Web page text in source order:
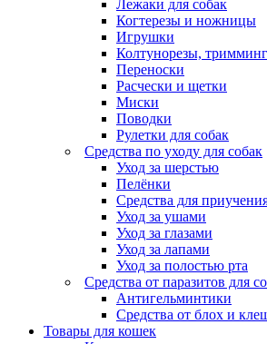
Лежаки для собак
Когтерезы и ножницы
Игрушки
Колтунорезы,
Переноски
Расчески и щетки
Миски
Поводки
Рулетки для собак
Средства по уходу для собак
Уход за шерстью
Пелёнки
Средства для
Уход за ушами
Уход за глазами
Уход за лапами
Уход за полостью рта
Средства от паразитов для
Антигельминтики
Средства от блох и
Товары для кошек